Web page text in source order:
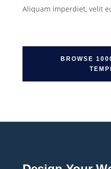
Aliquam imperdiet, velit
BROWSE